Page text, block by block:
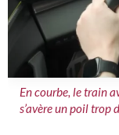
En courbe, le train
s’avère un poil trop